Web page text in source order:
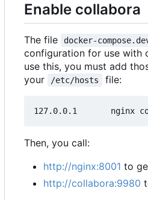
Enable collabora
The file docker-
configuration for use with
use this, you must add
your
/etc/hosts file:
Then, you call:
http://nginx:8001 to
http://collabora:9980